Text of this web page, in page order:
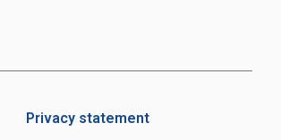
Privacy statement